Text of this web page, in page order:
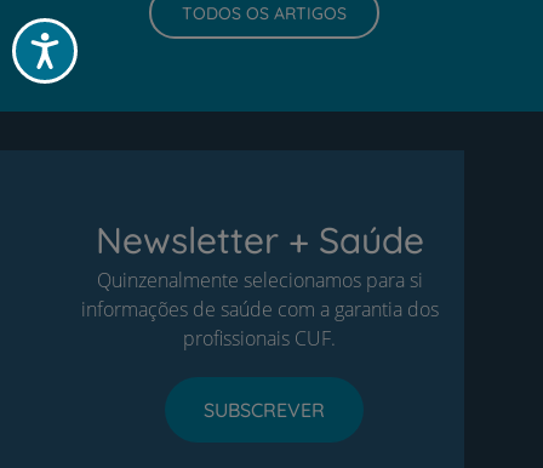
Acessibilidade
TODOS OS ARTIGOS
Newsletter + Saúde
Quinzenalmente selecionamos para si
informações de saúde com a garantia dos
profissionais CUF.
SUBSCREVER